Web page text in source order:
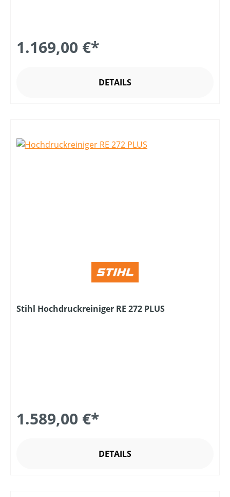
1.169,00 €*
DETAILS
Stihl Hochdruckreiniger RE 272 PLUS
1.589,00 €*
DETAILS